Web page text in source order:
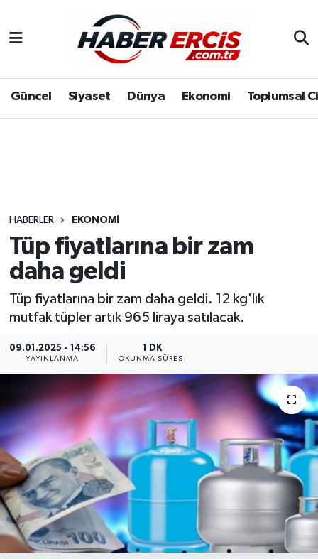
Güncel Siyaset Dünya Ekonomi Toplumsal
HABERLER EKONOMI
Tüp fiyatlarına bir zam
daha geldi
Tüp fiyatlarına bir zam daha geldi. 12 kg'lık
mutfak tüpler artık 965 liraya satılacak.
09.01.2025 - 14:56
YAYINLANMA
1 DK
OKUNMA SÜRESI